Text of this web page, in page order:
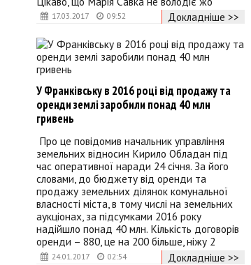
17.03.2017 09:52
Докладніше >>
24.01.2017 02:54
У Франківську в 2016 році від продажу та
оренди землі заробили понад 40 млн
гривень
Про це повідомив начальник управління
земельних відносин Кирило Обладан під
час оперативної наради 24 січня. За його
словами, до бюджету від оренди та
продажу земельних ділянок комунальної
власності міста, в тому числі на земельних
аукціонах, за підсумками 2016 року
надійшло понад 40 млн. Кількість договорів
оренди – 880, це на 200 більше, ніжу 2
Докладніше >>